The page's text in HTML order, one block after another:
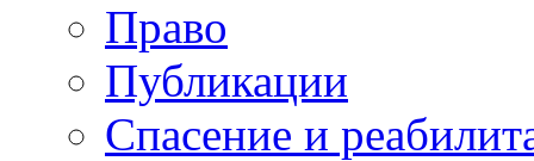
Право
Публикации
Спасение и